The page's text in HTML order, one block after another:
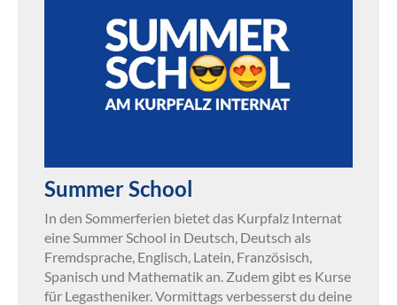
Summer School
In den Sommerferien bietet das Kurpfalz Internat
eine Summer School in Deutsch, Deutsch als
Fremdsprache, Englisch, Latein, Französisch,
Spanisch und Mathematik an. Zudem gibt es Kurse
für Legastheniker. Vormittags verbesserst du deine